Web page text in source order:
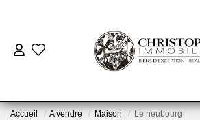
ACHETER
BIENS VENDUS
Accueil A vendre Maison Le neubourg